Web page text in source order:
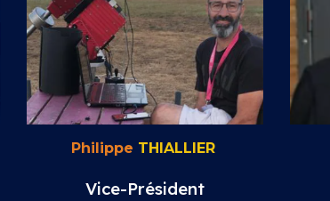
Philippe THIALLIER
Vice-Président